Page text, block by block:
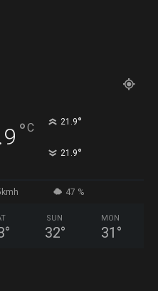
°C 21.9°
21.9°
47 %
°
SUN
32°
MON
31 °